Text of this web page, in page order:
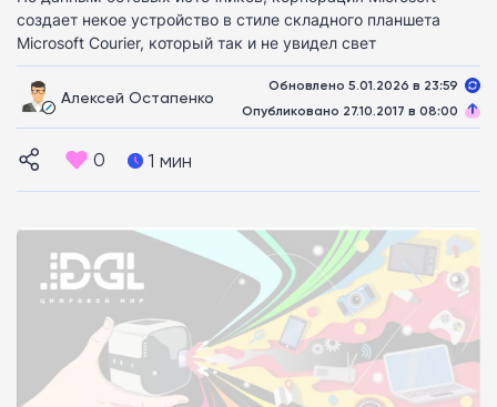
создает некое устройство в стиле складного планшета
Microsoft Courier, который так и не увидел свет
Алексей Остапенко
Обновлено 5.01.2026 в 23:59
Опубликовано 27.10.2017 в 08:00
0 1 мин